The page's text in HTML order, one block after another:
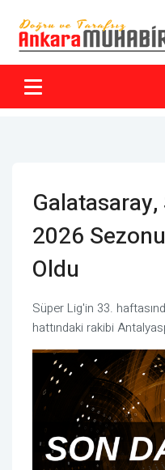
2026
Oldu
Süper Lig'in 33.
hattındaki rakibi